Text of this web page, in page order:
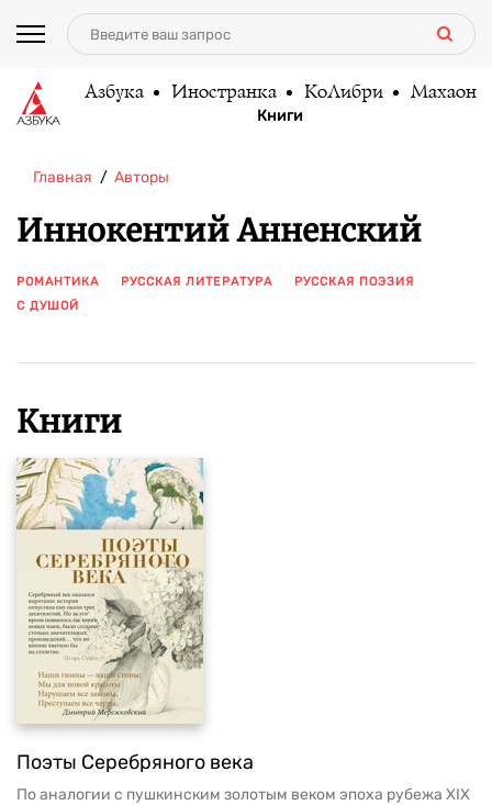
Азбука Иностранка КоЛибри Махаон
Книги
Главная Авторы
Иннокентий Анненский
РОМАНТИКА РУССКАЯ ЛИТЕРАТУРА
РУССКАЯ ПОЭЗИЯ
С ДУШОЙ
Книги
Поэты Серебряного века
По аналогии с пушкинским золотым веком эпоха рубежа XIX